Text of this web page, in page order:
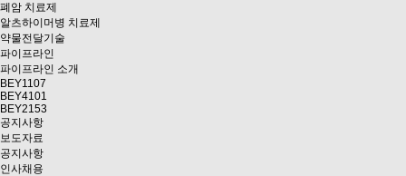
폐암 치료제
알츠하이머병 치료제
약물전달기술
파이프라인
파이프라인 소개
BEY1107
BEY4101
BEY2153
공지사항
보도자료
공지사항
인사채용